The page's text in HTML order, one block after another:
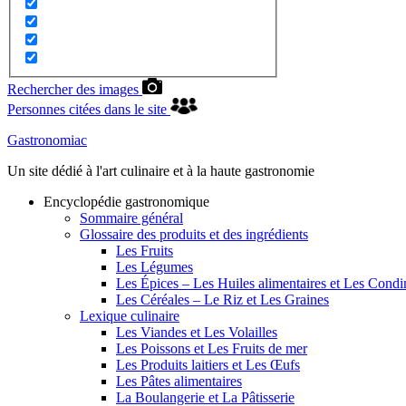
Rechercher des images
Personnes citées dans le site
Gastronomiac
Un site dédié à l'art culinaire et à la haute gastronomie
Encyclopédie gastronomique
Sommaire général
Glossaire des produits et des ingrédients
Les Fruits
Les Légumes
Les Épices – Les Huiles alimentaires et Les
Les Céréales – Le Riz et Les Graines
Lexique culinaire
Les Viandes et Les Volailles
Les Poissons et Les Fruits de mer
Les Produits laitiers et Les Œufs
Les Pâtes alimentaires
La Boulangerie et La Pâtisserie